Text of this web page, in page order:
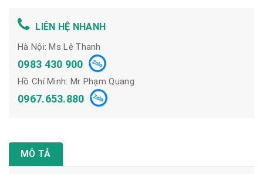
LIÊN HỆ NHANH
Hà Nội: Ms Lê Thanh
0983 430 900
Hồ Chí Minh: Mr Phạm Quang
0967.653.880
MÔ TẢ